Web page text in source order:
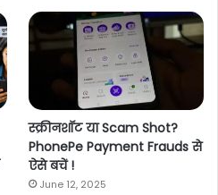
स्क्रीनशॉट या Scam Shot?
PhonePe Payment Frauds से
ऐसे बचें !
June 12, 2025